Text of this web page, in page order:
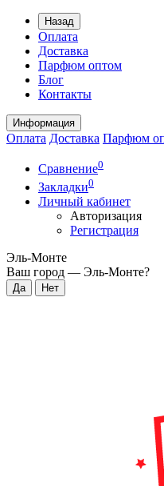
Назад
Оплата
Доставка
Парфюм оптом
Блог
Контакты
Информация
Оплата Доставка Парфюм
Сравнение0
Закладки0
Личный кабинет
Авторизация
Регистрация
Эль-Монте
Ваш город — Эль-Монте?